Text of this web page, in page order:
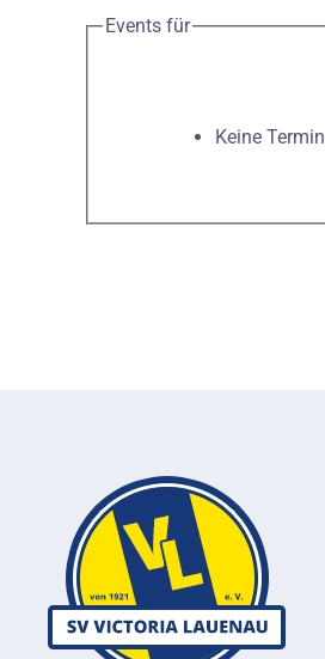
Events für
Keine